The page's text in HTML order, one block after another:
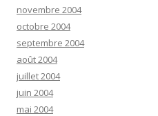
novembre 2004
octobre 2004
septembre 2004
août 2004
juillet 2004
juin 2004
mai 2004